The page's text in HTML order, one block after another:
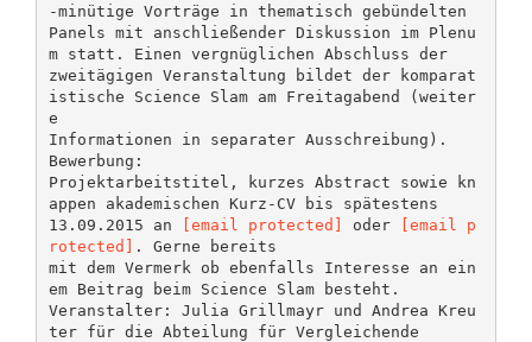
-minütige Vorträge in thematisch gebündelten
Panels mit anschließender Diskussion im Plenu
m statt. Einen vergnüglichen Abschluss der
zweitägigen Veranstaltung bildet der komparat
istische Science Slam am Freitagabend (weiter
e
Informationen in separater Ausschreibung).
Bewerbung:
Projektarbeitstitel, kurzes Abstract sowie kn
appen akademischen Kurz-CV bis spätestens
13.09.2015 an
[email protected] oder
[email p
rotected] . Gerne bereits
mit dem Vermerk ob ebenfalls Interesse an ein
em Beitrag beim Science Slam besteht.
Veranstalter: Julia Grillmayr und Andrea Kreu
ter für die Abteilung für Vergleichende